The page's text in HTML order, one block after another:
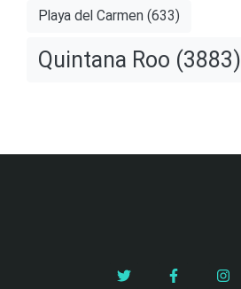
Playa del Carmen (633)
Quintana Roo (3883)